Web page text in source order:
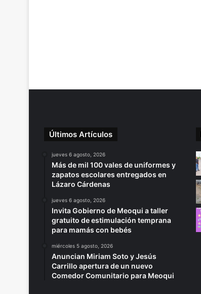
Últimos Artículos
jueves 6 agosto, 2026
Más de mil 100 vales de uniformes y
zapatos escolares entregados en
Lázaro Cárdenas
jueves 6 agosto, 2026
Invita Gobierno de Meoqui a taller
gratuito de estimulación temprana
para mamás con bebés
miércoles 5 agosto, 2026
Anuncian Miriam Soto y Jesús
Carrillo apertura de un nuevo
Comedor Comunitario para Meoqui